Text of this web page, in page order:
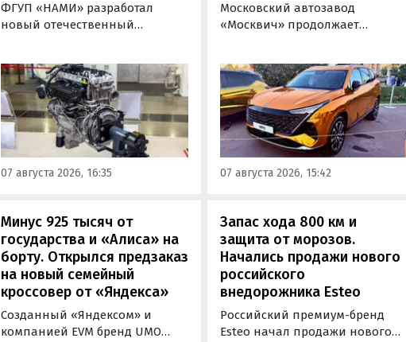
ФГУП «НАМИ» разработал
новый отечественный
получивший индекс 414320.
Корреспонденту
«Автоновостей дня» удалось
лично ознакомиться с
новинкой на выставке
«Иннопром» в Екатеринбурге.
07 августа 2026, 16:35
Московский автозавод
«Москвич» продолжает
которые сейчас растет. На днях
на автомобильном фестивале
«ПроДвижение» на ВДНХ в
Москве в числе прочих
моделей «Москвича» был
представлен семиместный
кроссовер М90.
07 августа 2026, 15:42
Минус 925 тысяч от
государства и «Алиса» на
борту. Открылся предзаказ
на новый семейный
кроссовер от «Яндекса»
Созданный «Яндексом» и
компанией EVM бренд UMO
Запас хода 800 км и
защита от морозов.
Начались продажи нового
российского
внедорожника Esteo
Российский премиум-бренд
Esteo начал продажи нового